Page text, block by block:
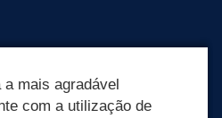
mais agradável
com a utilização de